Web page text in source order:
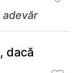
adevăr
dacă